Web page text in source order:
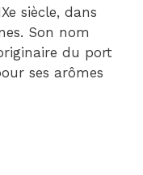
siècle, dans
Son nom
du port
ses arômes